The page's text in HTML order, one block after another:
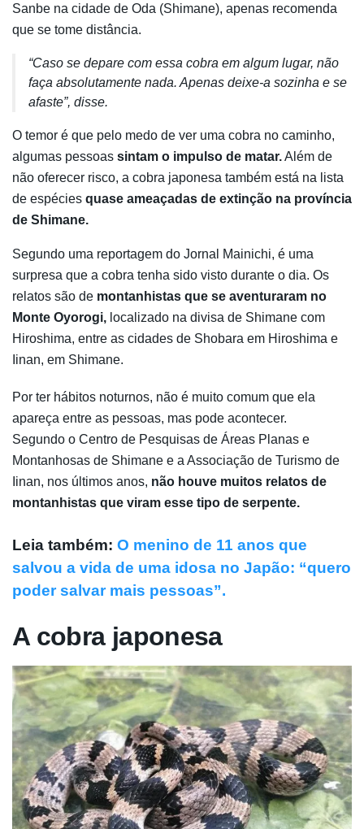
Sanbe na cidade de Oda (Shimane), apenas recomenda
que se tome distância.
“Caso se depare com essa cobra em algum lugar, não
faça absolutamente nada. Apenas deixe-a sozinha e se
afaste”, disse.
O temor é que pelo medo de ver uma cobra no caminho,
algumas pessoas sintam o impulso de matar.Além de
não oferecer risco, a cobra japonesa também está na lista
de espécies quase ameaçadas de extinção na província
de Shimane.
Segundo uma reportagem do Jornal Mainichi, é uma
surpresa que a cobra tenha sido visto durante o dia. Os
relatos são de montanhistas que se aventuraram no
Monte Oyorogi, localizado na divisa de Shimane com
Hiroshima, entre as cidades de Shobara em Hiroshima e
Iinan, em Shimane.
Por ter hábitos noturnos, não é muito comum que ela
apareça entre as pessoas, mas pode acontecer.
Segundo o Centro de Pesquisas de Áreas Planas e
Montanhosas de Shimane e a Associação de Turismo de
Iinan, nos últimos anos, não houve muitos relatos de
montanhistas que viram esse tipo de serpente.
Leia também: O menino de 11 anos que
salvou a vida de uma idosa no Japão: “quero
poder salvar mais pessoas”.
A cobra japonesa